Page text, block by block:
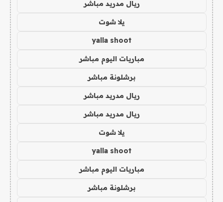
ريال مدريد مباشر
يلا شوت
yalla shoot
مباريات اليوم مباشر
برشلونة مباشر
ريال مدريد مباشر
ريال مدريد مباشر
يلا شوت
yalla shoot
مباريات اليوم مباشر
برشلونة مباشر